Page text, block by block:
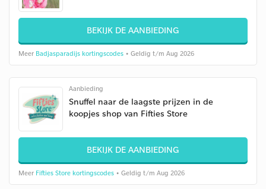
BEKIJK DE AANBIEDING
Meer Badjasparadijs kortingscodes • Geldig t/m Aug 2026
Aanbieding
Snuffel naar de laagste prijzen in de
koopjes shop van Fifties Store
BEKIJK DE AANBIEDING
Meer Fifties Store kortingscodes • Geldig t/m Aug 2026